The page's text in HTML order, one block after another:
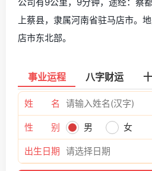
上蔡县，隶属河南省驻马店市。
店市东北部。
事业运程 八字财运
姓 名
性 别 男 女
出生日期